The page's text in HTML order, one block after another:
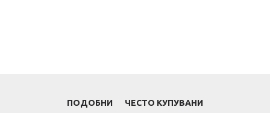
ПОДОБНИ ЧЕСТО КУПУВАНИ